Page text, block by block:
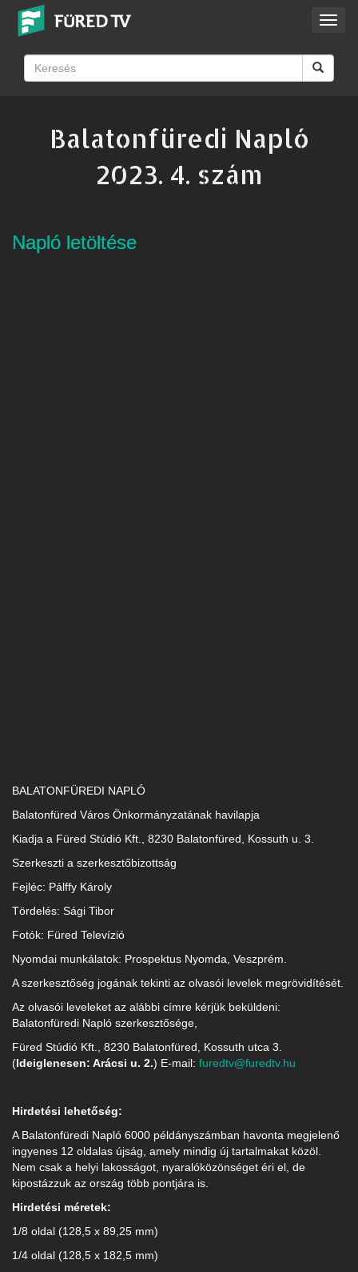
Balatonfüredi Napló
2023. 4. szám
Napló letöltése
Napló letöltése
BALATONFÜREDI NAPLÓ
Balatonfüred Város Önkormányzatának havilapja
Kiadja a Füred Stúdió Kft., 8230 Balatonfüred, Kossuth u. 3.
Szerkeszti a szerkesztőbizottság
Fejléc: Pálffy Károly
Tördelés: Sági Tibor
Fotók: Füred Televízió
Nyomdai munkálatok: Prospektus Nyomda, Veszprém.
A szerkesztőség jogának tekinti az olvasói levelek megrövidítését.
Az olvasói leveleket az alábbi címre kérjük beküldeni:
Balatonfüredi Napló szerkesztősége,
Füred Stúdió Kft., 8230 Balatonfüred, Kossuth utca 3.
(Ideiglenesen: Arácsi u. 2.) E-mail: furedtv@furedtv.hu
Hirdetési lehetőség:
A Balatonfüredi Napló 6000 példányszámban havonta megjelenő
ingyenes 12 oldalas újság, amely mindig új tartalmakat közöl.
Nem csak a helyi lakosságot, nyaralóközönséget éri el, de
kipostázzuk az ország több pontjára is.
Hirdetési méretek:
1/8 oldal (128,5 x 89,25 mm)
1/4 oldal (128,5 x 182,5 mm)